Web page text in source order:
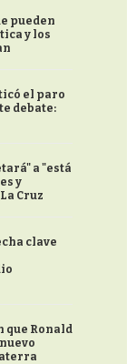
pueden
y los
el paro
debate:
a "está
y
Cruz
clave
que Ronald